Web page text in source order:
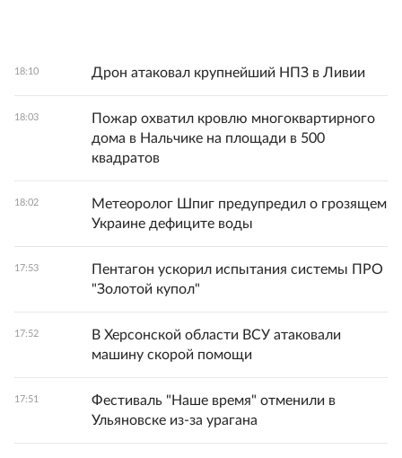
18:10 Дрон атаковал крупнейший НПЗ в Ливии
18:03
Пожар охватил кровлю многоквартирного
дома в Нальчике на площади в 500
квадратов
18:02
Метеоролог Шпиг предупредил о грозящем
Украине дефиците воды
17:53
Пентагон ускорил испытания системы ПРО
"Золотой купол"
17:52
В Херсонской области ВСУ атаковали
машину скорой помощи
17:51
Фестиваль "Наше время" отменили в
Ульяновске из-за урагана